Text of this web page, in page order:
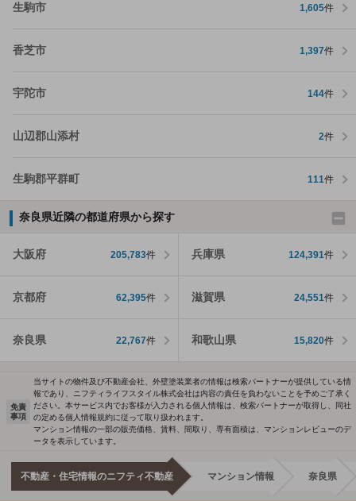
生駒市 1,605件
香芝市 1,397件
宇陀市 144件
山辺郡山添村 2件
生駒郡平群町 111件
奈良県近隣の都道府県から探す
大阪府 205,783件 兵庫県 124,391件
京都府 62,395件 滋賀県 24,551件
奈良県 22,767件 和歌山県 15,820件
免責
事項
当サイトの物件及び不動産会社、外壁塗装業者の情報は検索パートナーが提供している情
報であり、ニフティライフスタイル株式会社は内容の責任を負わないことを予めご了承く
ださい。本サービス内でお客様が入力される個人情報は、検索パートナーが取得し、同社
の定める個人情報規約に従って取り扱われます。
マンション情報の一部の販売価格、賃料、間取り、専有面積は、マンションレビューのデ
ータを表示しています。
不動産・住宅情報のニフティ不動産 マンション情報 奈良県